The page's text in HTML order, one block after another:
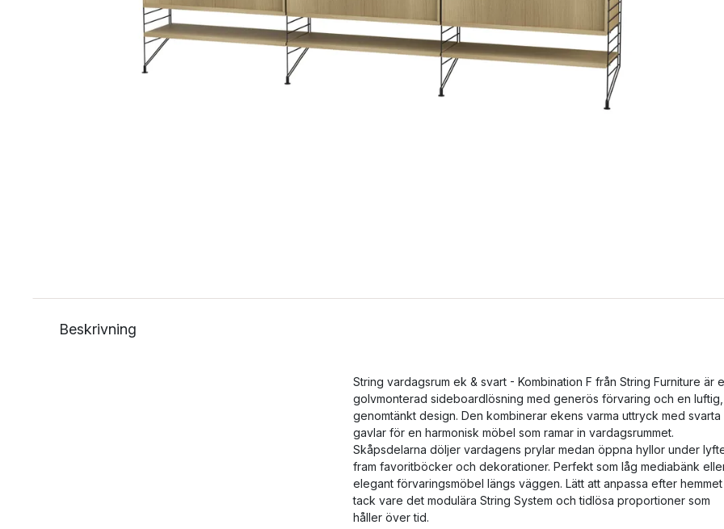
Beskrivning
String vardagsrum ek & svart - Kombination F från String Furniture är
golvmonterad sideboardlösning med generös förvaring och en luftig,
genomtänkt design. Den kombinerar ekens varma uttryck med svarta
gavlar för en harmonisk möbel som ramar in vardagsrummet.
Skåpsdelarna döljer vardagens prylar medan öppna hyllor under
fram favoritböcker och dekorationer. Perfekt som låg mediabänk
elegant förvaringsmöbel längs väggen. Lätt att anpassa efter hemmet
tack vare det modulära String System och tidlösa proportioner som
håller över tid.